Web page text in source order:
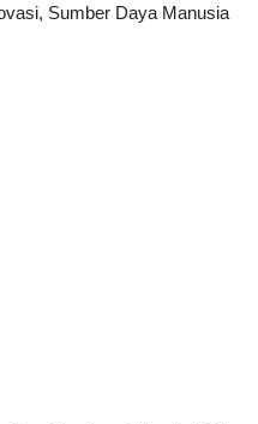
Sumber Daya Manusia